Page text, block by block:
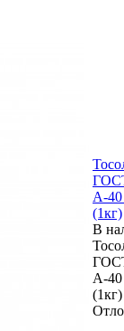
А-
(1кг)
В
А-
(1кг)